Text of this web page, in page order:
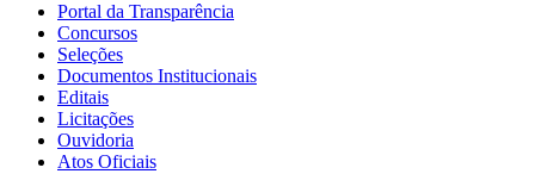
Portal da Transparência
Concursos
Seleções
Documentos Institucionais
Editais
Licitações
Ouvidoria
Atos Oficiais